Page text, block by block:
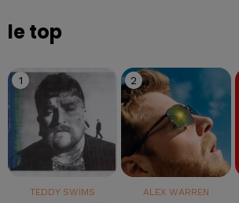
le top
1
TEDDY SWIMS
2
ALEX WARREN